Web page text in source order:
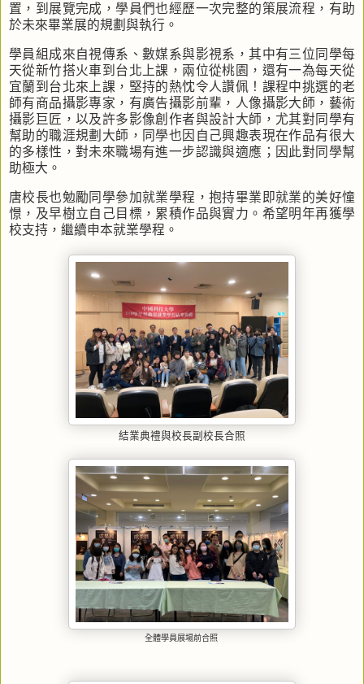
置，到展覽完成，學員們也經歷一次完整的策展流程，有助
於未來畢業展的規劃與執行。
學員組成來自視傳系、數媒系與影視系，其中有三位同學每
天從新竹搭火車到台北上課，兩位從桃園，還有一為每天從
宜蘭到台北來上課，堅持的熱忱令人讚佩！ 課程中挑選的老
師有商品攝影專家，有廣告攝影前輩，人像攝影大師，藝術
攝影巨匠，以及許多影像創作者與設計大師，尤其對同學有
幫助的職涯規劃大師，同學也因自己興趣表現在作品有很大
的多樣性，對未來職場有進一步認識與適應；因此對同學幫
助極大。
唐校長也勉勵同學參加就業學程，抱持畢業即就業的美好憧
憬，及早樹立自己目標，累積作品與實力。希望明年再獲學
校支持，繼續申本就業學程。
結業典禮與校長副校長合照
全體學員展場前合照